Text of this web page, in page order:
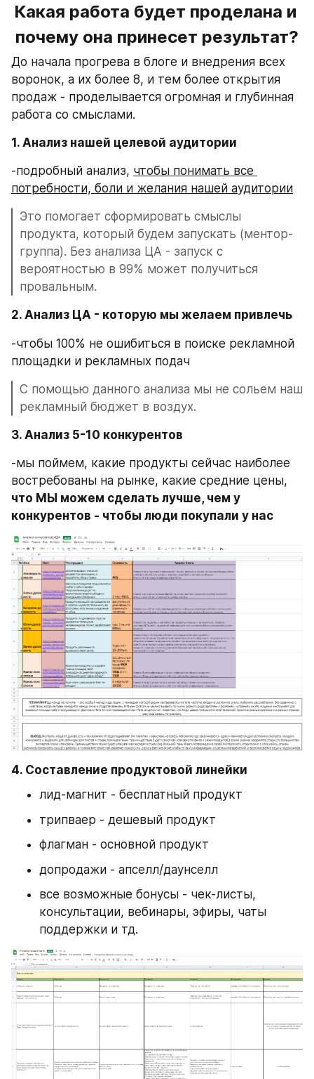
Какая работа будет проделана и
почему она принесет результат?
До начала прогрева в блоге и внедрения всех
воронок, а их более 8, и тем более открытия
продаж - проделывается огромная и глубинная
работа со смыслами.
1. Анализ нашей целевой аудитории
-подробный анализ, чтобы понимать все
потребности, боли и желания нашей аудитории
Это помогает сформировать смыслы
продукта, который будем запускать (ментор-
группа). Без анализа ЦА - запуск с
вероятностью в 99% может получиться
провальным.
2. Анализ ЦА - которую мы желаем привлечь
-чтобы 100% не ошибиться в поиске рекламной
площадки и рекламных подач
С помощью данного анализа мы не сольем наш
рекламный бюджет в воздух.
3. Анализ 5-10 конкурентов
-мы поймем, какие продукты сейчас наиболее
что МЫ можем сделать лучше, чем у
конкурентов - чтобы люди покупали у нас
4. Составление продуктовой линейки
лид-магнит - бесплатный продукт
трипваер - дешевый продукт
флагман - основной продукт
допродажи - апселл/даунселл
все возможные бонусы - чек-листы,
консультации, вебинары, эфиры, чаты
поддержки и тд.